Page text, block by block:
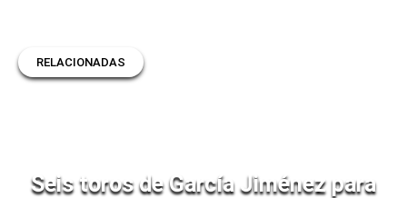
RELACIONADAS
Seis toros de García Jiménez para